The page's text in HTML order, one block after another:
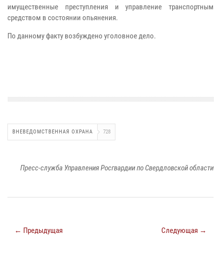
имущественные преступления и управление транспортным
средством в состоянии опьянения.
По данному факту возбуждено уголовное дело.
ВНЕВЕДОМСТВЕННАЯ ОХРАНА 728
Пресс-служба Управления Росгвардии по Свердловской области
← Предыдущая Следующая →